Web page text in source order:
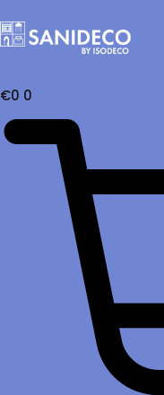
€0 0